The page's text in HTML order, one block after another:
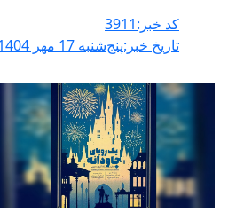
کد خبر:3911
تاریخ خبر:پنج‌شنبه 17 مهر 1404 - 22:13